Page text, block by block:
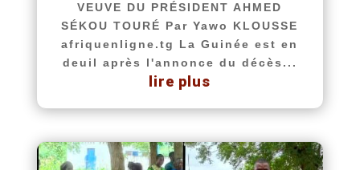
VEUVE DU PRÉSIDENT AHMED
SÉKOU TOURÉ Par Yawo KLOUSSE
afriquenligne.tg La Guinée est en
deuil après l'annonce du décès...
lire plus